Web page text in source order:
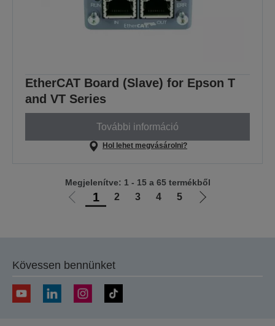
EtherCAT Board (Slave) for Epson T
and VT Series
További információ
Hol lehet megvásárolni?
Előző
1 2 3 4 5
Következő
Megjelenítve: 1 - 15 a 65 termékből
Kövessen bennünket